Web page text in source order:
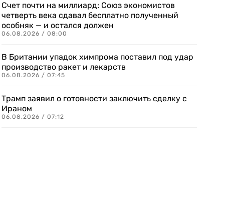
Счет почти на миллиард: Союз экономистов
четверть века сдавал бесплатно полученный
особняк — и остался должен
06.08.2026 / 08:00
В Британии упадок химпрома поставил под удар
производство ракет и лекарств
06.08.2026 / 07:45
Трамп заявил о готовности заключить сделку с
Ираном
06.08.2026 / 07:12